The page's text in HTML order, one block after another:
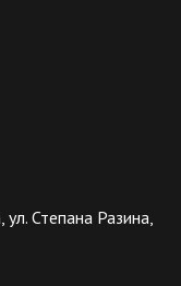
Степана Разина,